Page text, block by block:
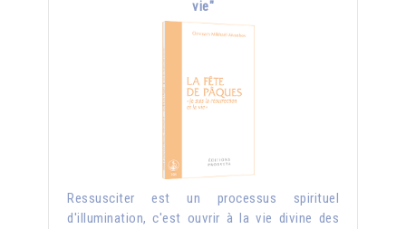
vie"
Ressusciter est un processus spirituel
d'illumination, c'est ouvrir à la vie divine des